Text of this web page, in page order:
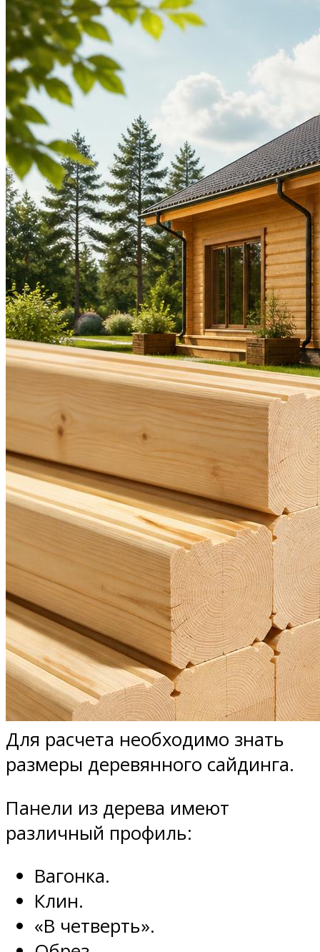
Для расчета необходимо знать
размеры деревянного сайдинга.
Панели из дерева имеют
различный профиль:
Вагонка.
Клин.
«В четверть».